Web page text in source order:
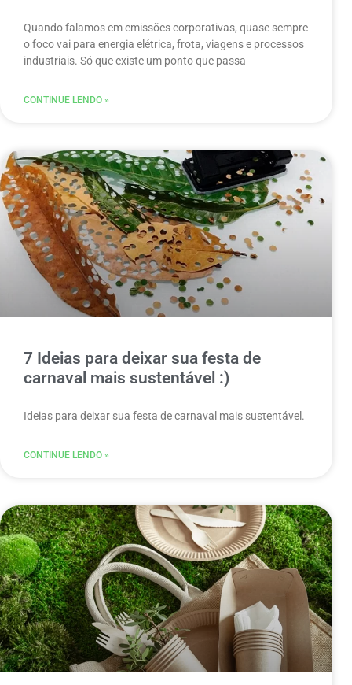
Quando falamos em emissões corporativas, quase sempre
o foco vai para energia elétrica, frota, viagens e processos
industriais. Só que existe um ponto que passa
CONTINUE LENDO »
7 Ideias para deixar sua festa de
carnaval mais sustentável :)
Ideias para deixar sua festa de carnaval mais sustentável.
CONTINUE LENDO »